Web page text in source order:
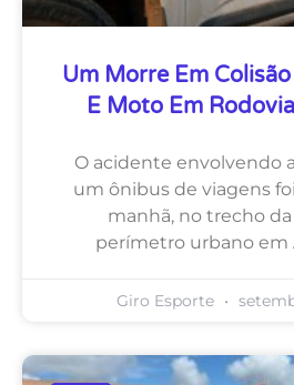
Um Morre Em
E Moto Em
O acidente envolvendo
um ônibus de viagens
manhã, no trecho
perímetro urbano em
Giro Esporte